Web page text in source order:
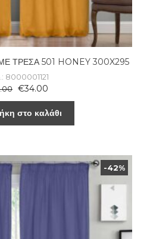
ΤΡΕΣΑ 501 HONEY 300X295
8000001121
€34.00
στο καλάθι
-42%